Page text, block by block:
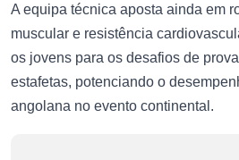
A equipa técnica aposta ainda em
muscular e resistência
os jovens para os desafios de
estafetas, potenciando o
angolana no evento continental.